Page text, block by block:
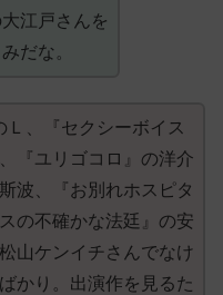
江戸さんを
だな。
Ｌ、『セクシーボイス
『ユリゴコロ』の洋介
波、『お別れホスピタ
の不確かな法廷』の安
山ケンイチさんでなけ
かり。出演作を見るた